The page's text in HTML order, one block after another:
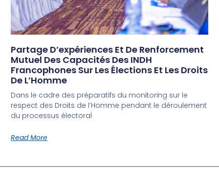
Partage D’expériences Et De Renforcement
Mutuel Des Capacités Des INDH
Francophones Sur Les Élections Et Les Droits
De L’Homme
Dans le cadre des préparatifs du monitoring sur le
respect des Droits de l’Homme pendant le déroulement
du processus électoral
Read More